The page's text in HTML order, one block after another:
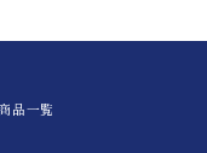
品一覧